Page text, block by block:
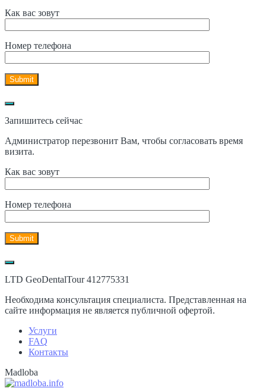
Как вас зовут
Номер телефона
Запишитесь сейчас
Администратор перезвонит Вам, чтобы согласовать время
визита.
Как вас зовут
Номер телефона
LTD GeoDentalTour 412775331
Необходима консультация специалиста. Представленная на
сайте информация не является публичной офертой.
Услуги
FAQ
Контакты
Madloba